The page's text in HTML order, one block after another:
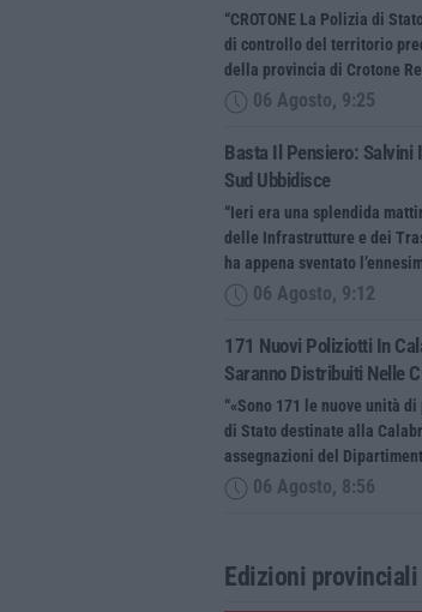
“CROTONE La Polizia di
di controllo del territorio
della provincia di Crotone
06 Agosto, 9:25
Basta Il Pensiero: Salvini
Sud Ubbidisce
“Ieri era una splendida
delle Infrastrutture e dei
ha appena sventato
06 Agosto, 9:12
171 Nuovi Poliziotti In
Saranno Distribuiti Nelle
“«Sono 171 le nuove unità
di Stato destinate alla
assegnazioni del
06 Agosto, 8:56
Edizioni provinciali